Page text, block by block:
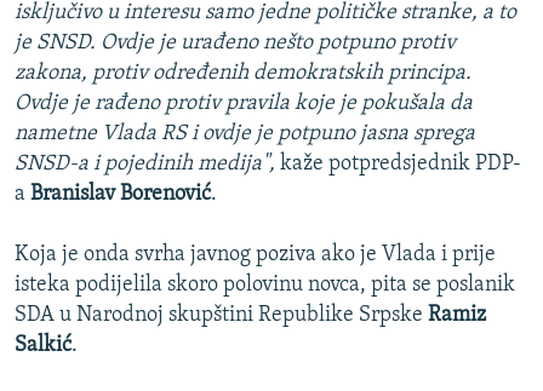
isključivo u interesu samo jedne političke stranke, a to
je SNSD. Ovdje je urađeno nešto potpuno protiv
zakona, protiv određenih demokratskih principa.
Ovdje je rađeno protiv pravila koje je pokušala da
nametne Vlada RS i ovdje je potpuno jasna sprega
SNSD-a i pojedinih medija", kaže potpredsjednik PDP-
a Branislav Borenović.
Koja je onda svrha javnog poziva ako je Vlada i prije
isteka podijelila skoro polovinu novca, pita se poslanik
SDA u Narodnoj skupštini Republike Srpske Ramiz
Salkić.